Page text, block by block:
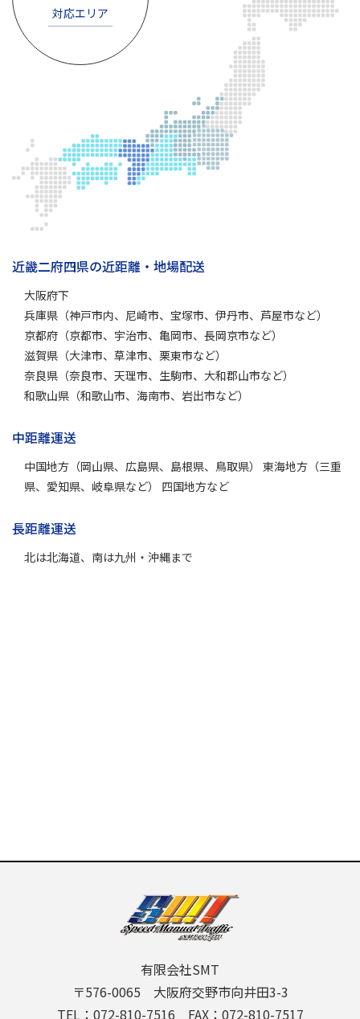
対応エリア
近畿二府四県の近距離・地場配送
大阪府下
兵庫県（神戸市内、尼崎市、宝塚市、伊丹市、芦屋市など）
京都府（京都市、宇治市、亀岡市、長岡京市など）
滋賀県（大津市、草津市、栗東市など）
奈良県（奈良市、天理市、生駒市、大和郡山市など）
和歌山県（和歌山市、海南市、岩出市など）
中距離運送
中国地方（岡山県、広島県、島根県、鳥取県） 東海地方（三重
県、愛知県、岐阜県など） 四国地方など
長距離運送
北は北海道、南は九州・沖縄まで
有限会社SMT
〒576-0065 大阪府交野市向井田3-3
TEL：072-810-7516 FAX：072-810-7517